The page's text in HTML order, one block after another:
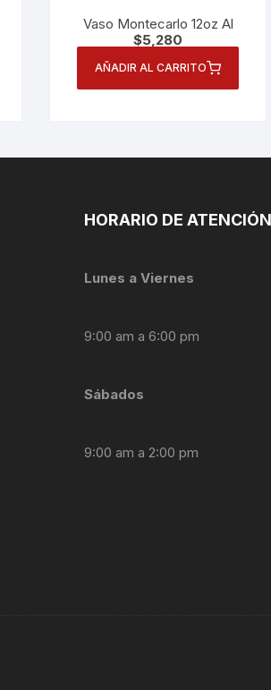
Vaso Montecarlo 12oz Al
$5,280
AÑADIR AL CARRITO
HORARIO DE ATENCIÓN
Lunes a Viernes
9:00 am a 6:00 pm
Sábados
9:00 am a 2:00 pm